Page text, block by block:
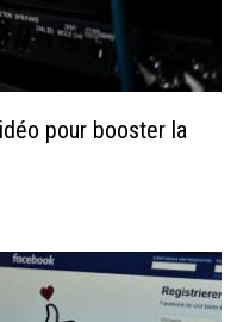
pour booster la